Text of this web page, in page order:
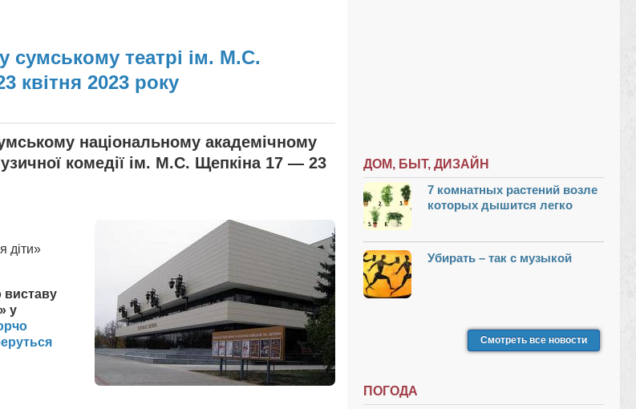
сумському театрі ім. М.С.
квітня 2023 року
національному академічному
комедії ім. М.С. Щепкіна 17 — 23
діти»
виставу
у
ДОМ, БЫТ, ДИЗАЙН
7 комнатных растений возле
которых дышится легко
Убирать – так с музыкой
Смотреть все новости
ПОГОДА